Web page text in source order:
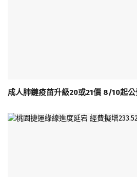
成人肺鏈疫苗升級20或21價 8/10起公